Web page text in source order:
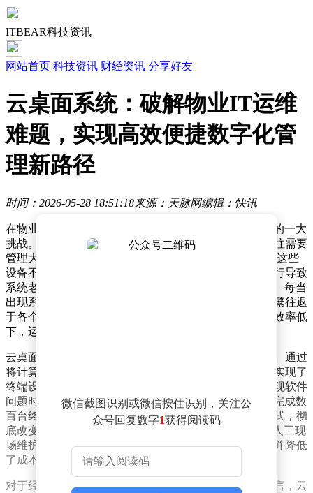
ITBEAR科技资讯
网站首页 科技资讯 财经资讯 分享好友
云桌面系统：破解物业IT运维
难题，实现高效便捷数字化管
理新路径
时间：2026-05-28 18:51:18来源：天脉网编辑：快讯
在物业管理行业，IT设备的运维管理一直是企业运营中的一大
挑战。由于服务范围广泛、岗位分布零散，物业公司往往需要
管理大量分散在不同区域的终端设备。传统PC模式下，这些
设备不仅品牌多样、配置参差不齐，还因长期不间断运行导致
系统老化和硬件故障频发，给IT运维团队带来沉重负担。每当
出现系统卡顿、蓝屏或软件故障时，技术人员不得不频繁往返
于各个物业服务中心和岗亭之间，进行现场维修，不仅效率低
下，运维成本也居高不下。
云桌面技术的引入，为物业公司提供了全新的解决方案。通过
将计算资源和操作系统集中部署在后端服务器，云桌面实现了
终端设备的统一管理和智能运维。当系统需要升级或出现软件
问题时，IT管理员只需在云端管理平台进行操作，即可完成数
百台终端的批量更新或一键还原。这种集中化的管理模式，彻
底改变了传统"救火式"的运维方式，将原本需要数天的人工现
场维护缩短至几分钟的远程操作，显著提升了运维效率并降低
了成本。
对于经常需要调整岗位布局或新增办公点的物业公司而言，云
微信截图识别或微信按住识别，关注公
众号回复数字1获得阅读码